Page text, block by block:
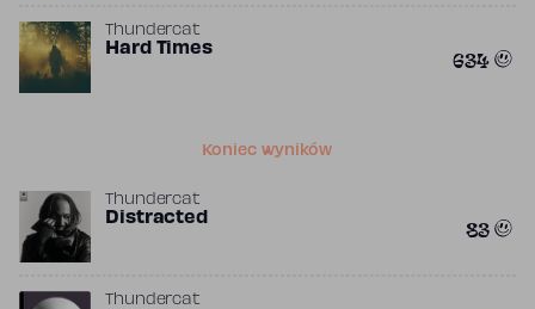
Thundercat
Hard Times 634
Koniec wyników
Thundercat
Distracted 83
Thundercat